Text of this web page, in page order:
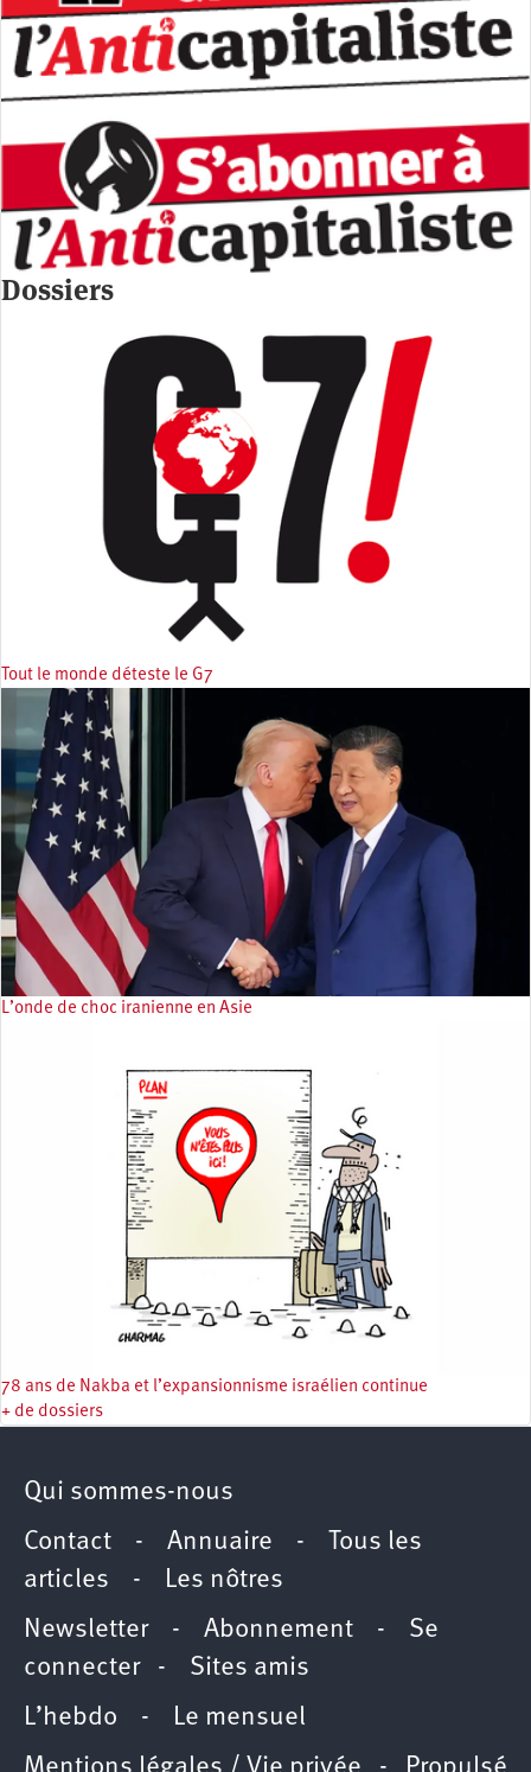
Dossiers
Tout le monde déteste le G7
L’onde de choc iranienne en Asie
78 ans de Nakba et l’expansionnisme israélien continue
+ de dossiers
Qui sommes-nous
Contact - Annuaire -
Tous les
articles - Les nôtres
Newsletter- Abonnement - Se
connecter- Sites amis
L’hebdo - Le mensuel